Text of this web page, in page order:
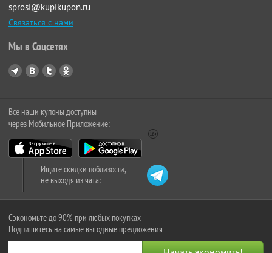
sprosi@kupikupon.ru
Связаться с нами
Мы в Соцсетях
Все наши купоны доступны
через Мобильное Приложение:
Ищите скидки поблизости,
не выходя из чата:
Сэкономьте до 90% при любых покупках
Подпишитесь на самые выгодные предложения